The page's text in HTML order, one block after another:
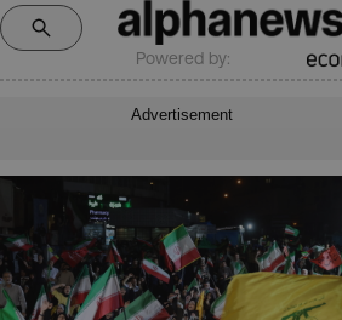
Powered by:
Advertisement